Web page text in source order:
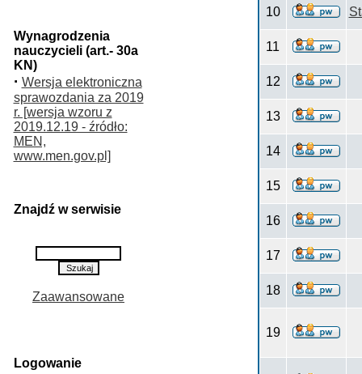
Wynagrodzenia
nauczycieli (art.- 30a
KN)
· Wersja elektroniczna
sprawozdania za 2019
r. [wersja wzoru z
2019.12.19 - źródło:
MEN,
www.men.gov.pl]
Znajdź w serwisie
Zaawansowane
Logowanie
10
11
12
13
14
15
16
17
18
19